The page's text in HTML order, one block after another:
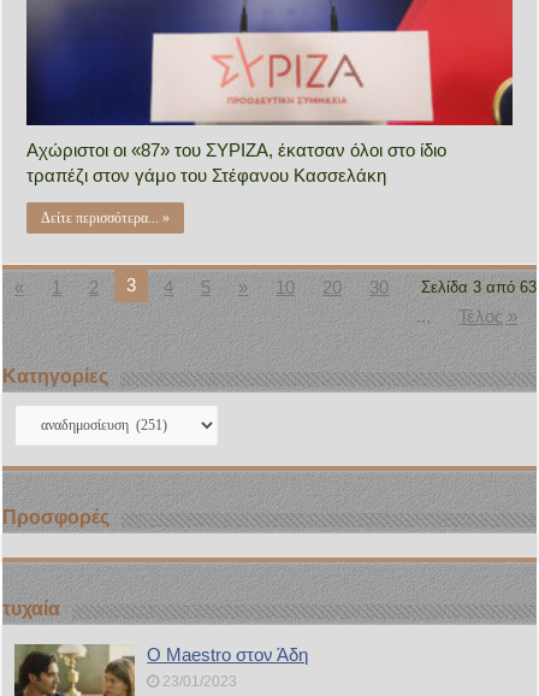
Αχώριστοι οι «87» του ΣΥΡΙΖΑ, έκατσαν όλοι στο ίδιο
τραπέζι στον γάμο του Στέφανου Κασσελάκη
Δείτε περισσότερα... »
Σελίδα 3 από 63
« 1 2 3 4 5 » 10 20
30
...
Τέλος »
Kατηγορίες
Kατηγορίες
Προσφορές
τυχαία
Ο Maestro στον Άδη
23/01/2023